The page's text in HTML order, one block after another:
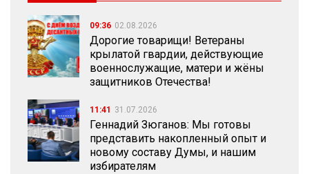
09:36 02.08.2026
Дорогие товарищи! Ветераны
крылатой гвардии, действующие
военнослужащие, матери и жёны
защитников Отечества!
11:41 31.07.2026
Геннадий Зюганов: Мы готовы
представить накопленный опыт и
новому составу Думы, и нашим
избирателям